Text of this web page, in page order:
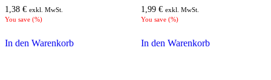
1,38 € exkl. MwSt.
You save (%)
In den Warenkorb
1,99 € exkl. MwSt.
You save (%)
In den Warenkorb